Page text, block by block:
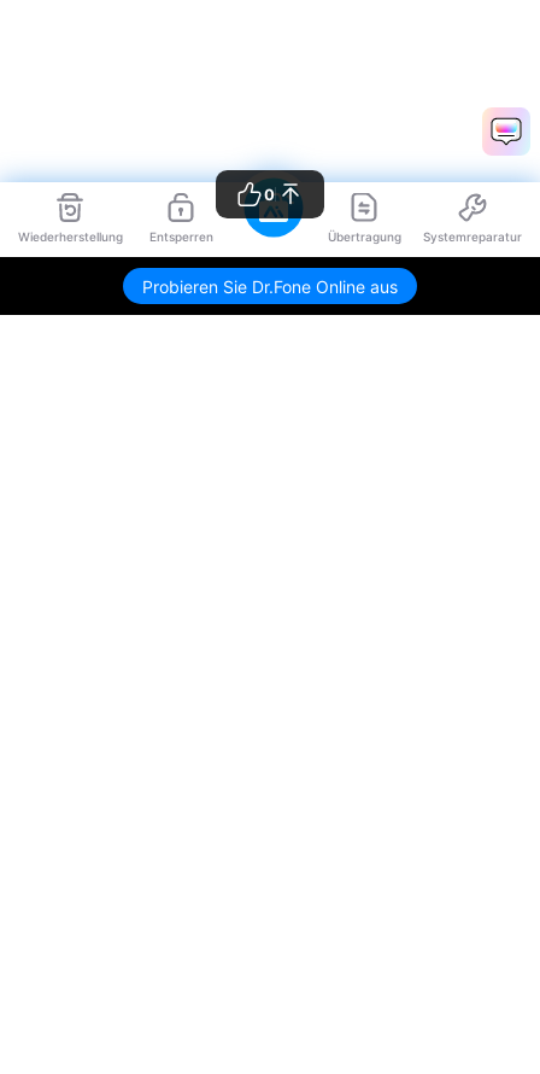
Wiederherstellung Entsperren Übertragung Systemreparatur
Probieren Sie Dr.Fone Online aus
0